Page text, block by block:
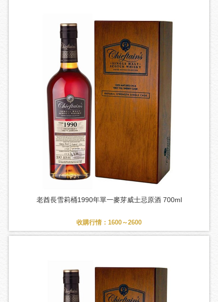
老酋長雪莉桶1990年單一麥芽威士忌原酒 700ml
收購行情：1600～2600